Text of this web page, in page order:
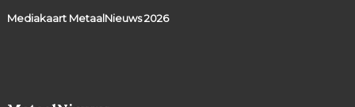
Mediakaart MetaalNieuws2026